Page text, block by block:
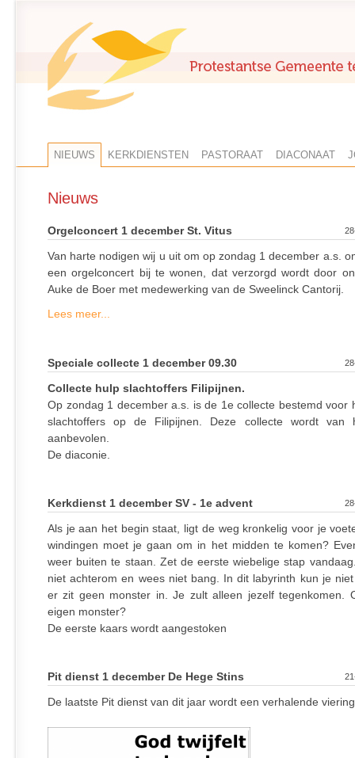
NIEUWS KERKDIENSTEN PASTORAAT DIACONAAT
Nieuws
Orgelconcert 1 december St. Vitus
Van harte nodigen wij u uit om op zondag 1 december a.s.
een orgelconcert bij te wonen, dat verzorgd wordt door
Auke de Boer met medewerking van de Sweelinck Cantorij.
Lees meer...
Speciale collecte 1 december 09.30
Collecte hulp slachtoffers Filipijnen.
Op zondag 1 december a.s. is de 1e collecte bestemd voor
slachtoffers op de Filipijnen. Deze collecte wordt van
aanbevolen.
De diaconie.
Kerkdienst 1 december SV - 1e advent
Als je aan het begin staat, ligt de weg kronkelig voor je
windingen moet je gaan om in het midden te komen?
weer buiten te staan. Zet de eerste wiebelige stap
niet achterom en wees niet bang. In dit labyrinth kun je
er zit geen monster in. Je zult alleen jezelf tegenkomen.
eigen monster?
De eerste kaars wordt aangestoken
Pit dienst 1 december De Hege Stins
De laatste Pit dienst van dit jaar wordt een verhalende